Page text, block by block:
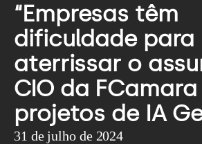
“Empresas têm
dificuldade para
aterrissar o
CIO da
projetos de IA
31 de julho de 2024